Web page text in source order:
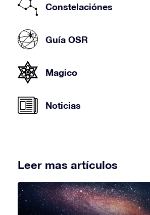
Constelaciónes
Guía OSR
Magico
Noticias
Leer mas artículos